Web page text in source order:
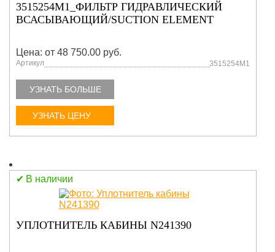
3515254M1_ФИЛЬТР ГИДРАВЛИЧЕСКИЙ
ВСАСЫВАЮЩИЙ/SUCTION ELEMENT
Цена: от 48 750.00 руб.
Артикул 3515254M1
УЗНАТЬ БОЛЬШЕ
УЗНАТЬ ЦЕНУ
В наличии
УПЛОТНИТЕЛЬ КАБИНЫ N241390